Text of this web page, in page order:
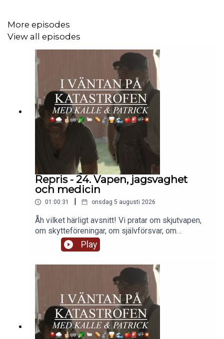
More episodes
View all episodes
Repris - 24. Vapen, jagsvaghet
och medicin
01:00:31 onsdag 5 augusti 2026
Åh vilket härligt avsnitt! Vi pratar om skjutvapen,
om skytteföreningar, om självförsvar, om
jagsvaghet och sen gör vi ett allvarligt försök att
beta av vad du ska ha i dina medicinprepps. Vi
kommer typ till sårvård. Fortsättning lär följa.
Play